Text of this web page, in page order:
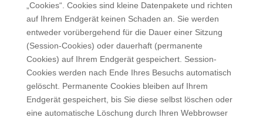
„Cookies“. Cookies sind kleine Datenpakete und richten
auf Ihrem Endgerät keinen Schaden an. Sie werden
entweder vorübergehend für die Dauer einer Sitzung
(Session-Cookies) oder dauerhaft (permanente
Cookies) auf Ihrem Endgerät gespeichert. Session-
Cookies werden nach Ende Ihres Besuchs automatisch
gelöscht. Permanente Cookies bleiben auf Ihrem
Endgerät gespeichert, bis Sie diese selbst löschen oder
eine automatische Löschung durch Ihren Webbrowser